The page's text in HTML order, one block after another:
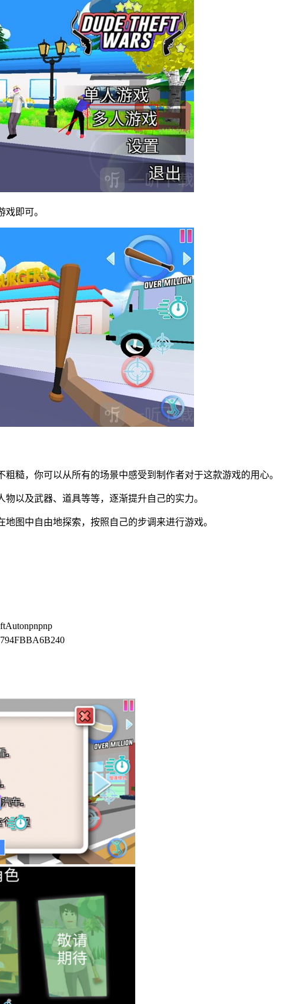
即可。
糙，你可以从所有的场景中感受到制作者对于这款游戏的用心。
以及武器、道具等等，逐渐提升自己的实力。
图中自由地探索，按照自己的步调来进行游戏。